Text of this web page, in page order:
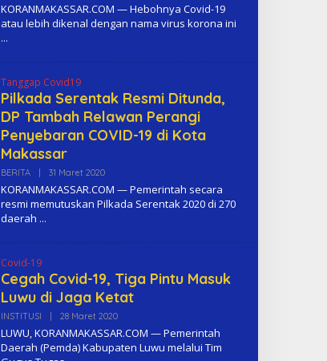
KORANMAKASSAR.COM — Hebohnya Covid-19
atau lebih dikenal dengan nama virus korona ini
Tanggap Covid19
Pilkada Serentak Resmi Ditunda,
DP Tambah Relawan Perangi
Penyebaran COVID-19 di Kota
Makassar
BERITA | 31 Maret 2020O
E
H
KORANMAKASSAR.COM — Pemerintah secara
resmi memutuskan Pilkada Serentak 2020 di 270
daerah
Covid-19
Cegah Covid-19, Tiga Pintu Masuk
Luwu di Jaga Ketat
INSTITUSI | 28 Maret 2020O
E
H
LUWU, KORANMAKASSAR.COM — Pemerintah
Daerah (Pemda) Kabupaten Luwu melalui Tim